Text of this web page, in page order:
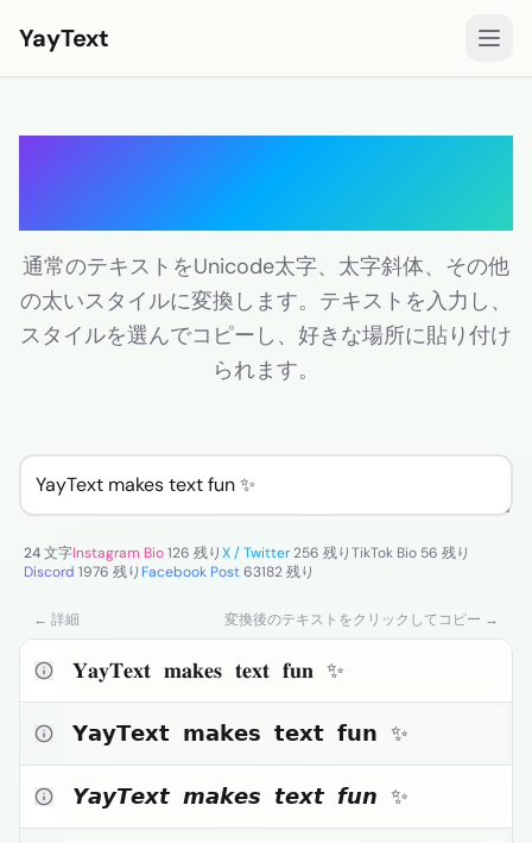
YayText
Facebookフォント
TikTokフォント
Twitter/Xフォント
エステティックテキスト
Toggle theme
通常のテキストをUnicode太字、太字斜体、その他
の太いスタイルに変換します。テキストを入力し、
スタイルを選んでコピーし、好きな場所に貼り付け
られます。
24 文字Instagram Bio126 残りX / Twitter256 残りTikTok Bio 56 残り
Discord 1976 残り Facebook Post63182 残り
← 詳細 変換後のテキストをクリックしてコピー →
𝐘𝐚𝐲𝐓𝐞𝐱𝐭 𝐦𝐚𝐤𝐞𝐬 𝐭𝐞𝐱𝐭 𝐟𝐮𝐧 ✨
𝗬𝗮𝘆𝗧𝗲𝘅𝘁 𝗺𝗮𝗸𝗲𝘀 𝘁𝗲𝘅𝘁 𝗳𝘂𝗻 ✨
𝙔𝙖𝙮𝙏𝙚𝙭𝙩 𝙢𝙖𝙠𝙚𝙨 𝙩𝙚𝙭𝙩 𝙛𝙪𝙣 ✨